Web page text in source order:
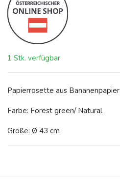
1 Stk. verfügbar
Papierrosette aus Bananenpapier
Farbe: Forest green/ Natural
Größe: Ø 43 cm